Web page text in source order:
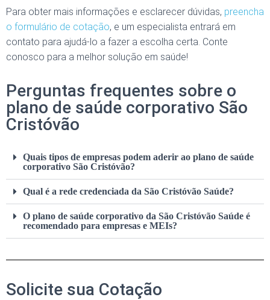
Para obter mais informações e esclarecer dúvidas, preencha
o formulário de cotação, e um especialista entrará em
contato para ajudá-lo a fazer a escolha certa. Conte
conosco para a melhor solução em saúde!
Perguntas frequentes sobre o
plano de saúde corporativo São
Cristóvão
Quais tipos de empresas podem aderir ao plano de saúde
corporativo São Cristóvão?
Qual é a rede credenciada da São Cristóvão Saúde?
O plano de saúde corporativo da São Cristóvão Saúde é
recomendado para empresas e MEIs?
Solicite sua Cotação